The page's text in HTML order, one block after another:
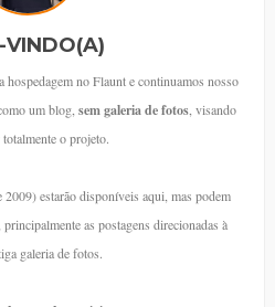
VINDO(A)
no Flaunt e continuamos nosso
um blog, sem galeria de fotos , visando
o projeto.
2009) estarão disponíveis aqui, mas podem
as postagens direcionadas à
galeria de fotos.